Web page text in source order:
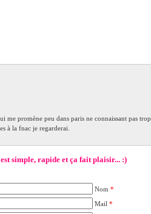
me promène peu dans paris ne connaissant pas trop.
à la fnac je regarderai.
simple, rapide et ça fait plaisir... :)
Nom *
Mail *